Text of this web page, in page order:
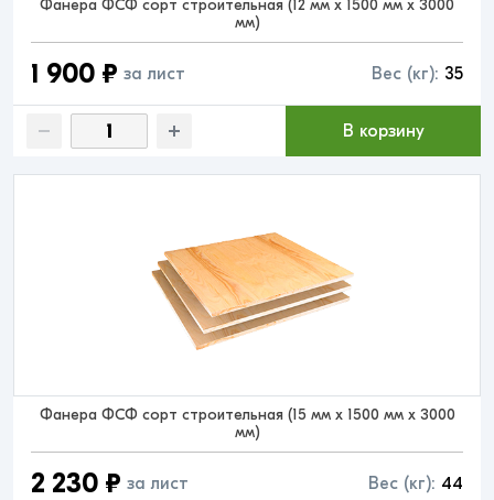
Фанера ФСФ сорт строительная (12 мм x 1500 мм x 3000
мм)
1 900 ₽ за лист Вес (кг): 35
В корзину
Фанера ФСФ сорт строительная (15 мм x 1500 мм x 3000
мм)
2 230 ₽ за лист Вес (кг): 44